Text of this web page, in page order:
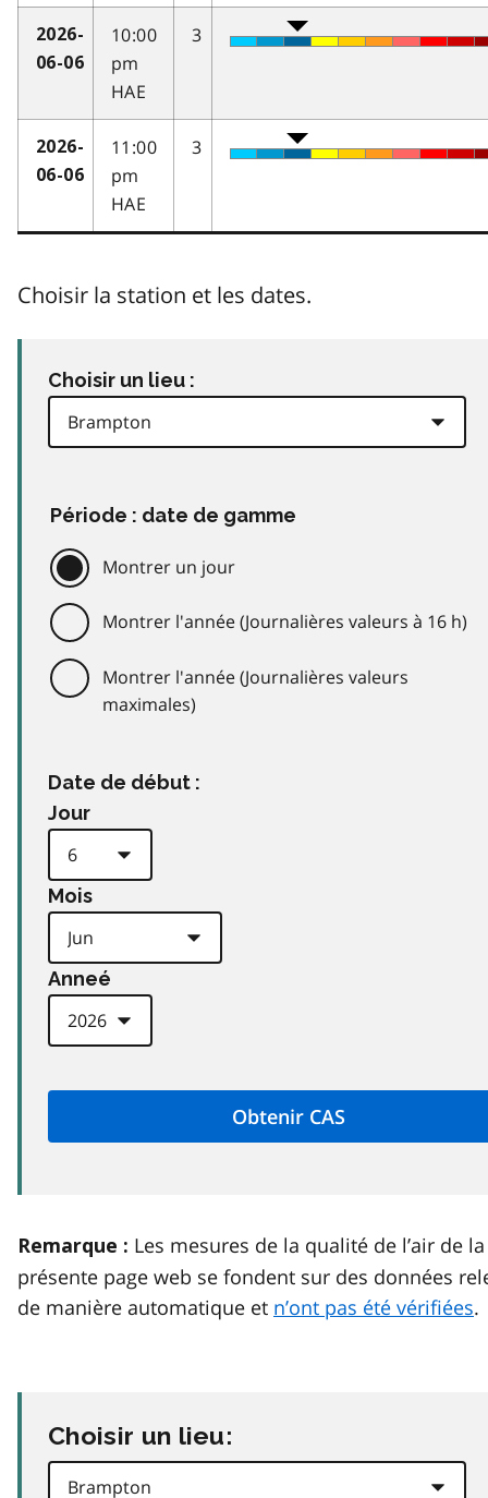
2026-
06-06
10:00
pm
HAE
3
2026-
06-06
11:00
pm
HAE
3
Choisir la station et les dates.
Choisir un lieu :
Période : date de gamme
Montrer un jour
Montrer l'année (Journalières valeurs à 16 h)
Montrer l'année (Journalières valeurs
maximales)
Date de début :
Jour
Mois
Anneé
Remarque : Les mesures de la qualité de l’air de la
présente page web se fondent sur des données
de manière automatique et n’ont pas été vérifiées.
Choisir un lieu: